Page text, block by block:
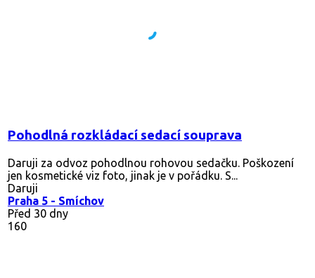
Pohodlná rozkládací sedací souprava
Daruji za odvoz pohodlnou rohovou sedačku. Poškození
jen kosmetické viz foto, jinak je v pořádku. S...
Daruji
Praha 5 - Smíchov
Před 30 dny
160